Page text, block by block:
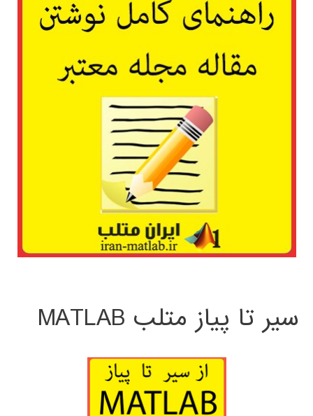
سیر تا پیاز متلب MATLAB